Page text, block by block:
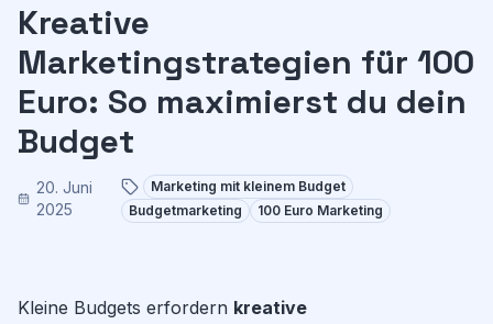
Kreative
Marketingstrategien für 100
Euro: So maximierst du dein
Budget
20. Juni
2025
Marketing mit kleinem Budget
Budgetmarketing
100 Euro Marketing
Kleine Budgets erfordern kreative